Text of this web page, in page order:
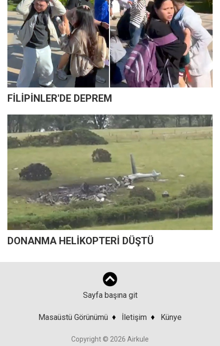
FİLİPİNLER'DE DEPREM
DONANMA HELİKOPTERİ DÜŞTÜ
Sayfa başına git
Masaüstü Görünümü ♦ İletişim ♦ Künye
Copyright © 2026 Airkule